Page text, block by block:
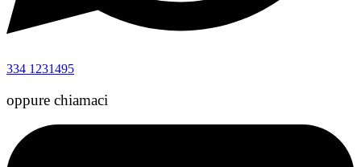
334 1231495
oppure chiamaci